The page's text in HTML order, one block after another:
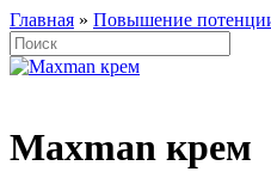
Главная » Повышение
Maxman крем